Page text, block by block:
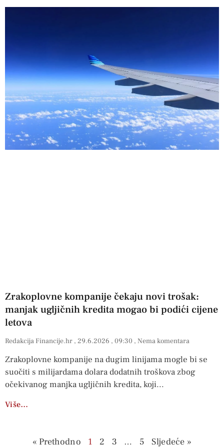
Zrakoplovne kompanije čekaju novi trošak:
manjak ugljičnih kredita mogao bi podići cijene
letova
Redakcija Financije.hr 29.6.2026 09:30 Nema komentara
Zrakoplovne kompanije na dugim linijama mogle bi se
suočiti s milijardama dolara dodatnih troškova zbog
očekivanog manjka ugljičnih kredita, koji
Više…
« Prethodno 1 2 3 … 5 Sljedeće »